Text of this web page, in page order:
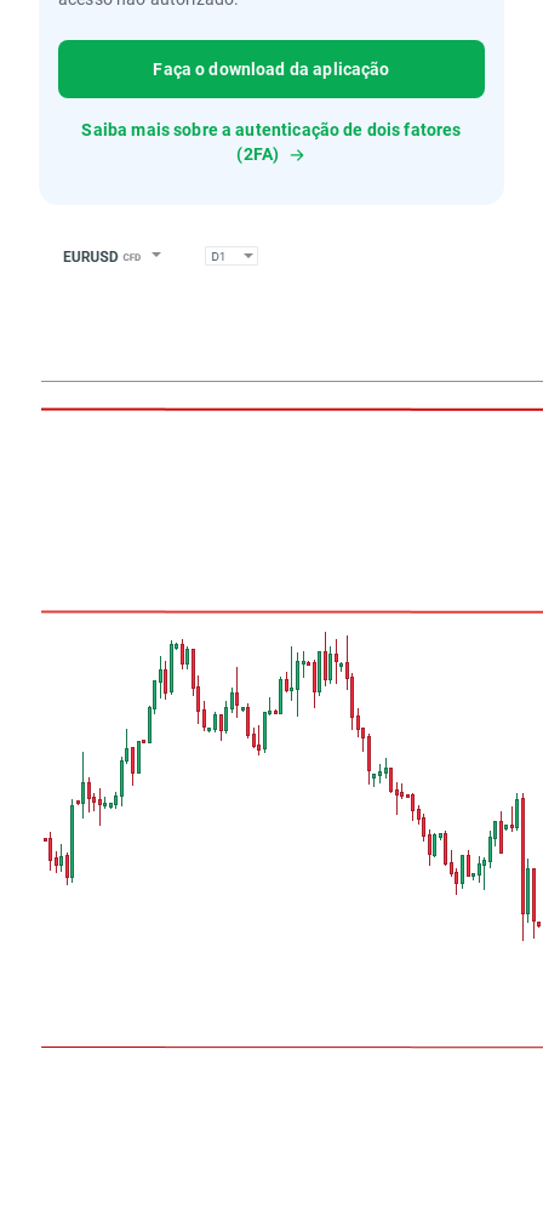
Faça o download da aplicação
Saiba mais sobre a autenticação de dois fatores
(2FA)